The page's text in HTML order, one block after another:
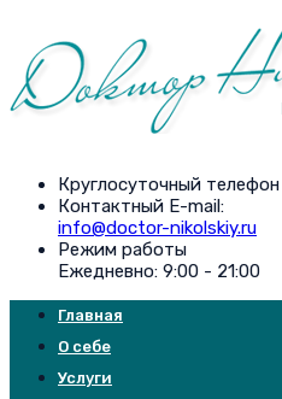
Круглосуточный телефон
Контактный E-mail:
info@doctor-nikolskiy.ru
Режим работы
Ежедневно: 9:00 - 21:00
Главная
О себе
Услуги